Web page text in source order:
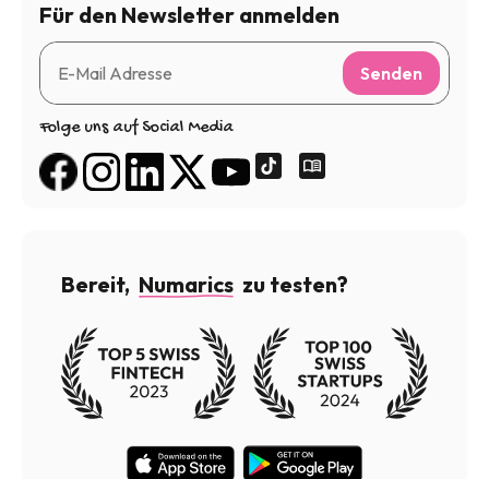
Für den Newsletter anmelden
Senden
Folge uns auf Social Media
Bereit, Numarics zu testen?